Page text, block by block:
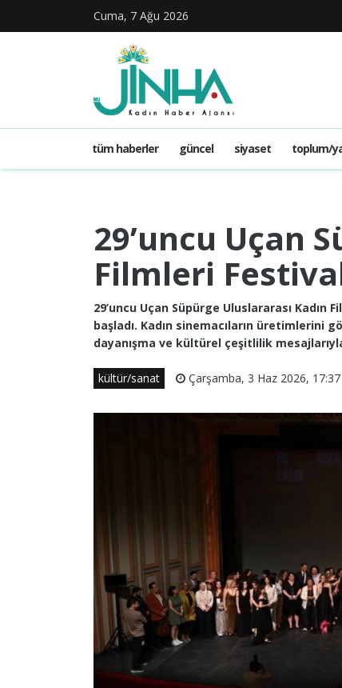
Cuma, 7 Ağu 2026
tüm haberler güncel siyaset toplum/
29’uncu Uçan
Filmleri
29’uncu Uçan Süpürge Uluslararası
başladı. Kadın sinemacıların
dayanışma ve kültürel çeşitlilik
kültür/sanat Çarşamba, 3 Haz 2026, 17:37